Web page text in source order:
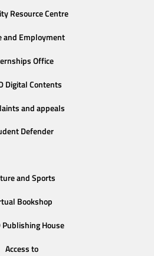
Resource Centre
and Employment
Office
Digital Contents
and appeals
Defender
and Sports
Bookshop
Publishing House
Access to